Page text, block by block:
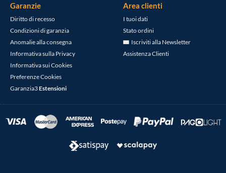
Garanzie
Diritto di recesso
Condizioni di garanzia
Anomalie alla consegna
Informativa sulla Privacy
Informativa sui Cookies
Preferenze Cookies
Garanzia3Estensioni
Area clienti
I tuoi dati
Stato ordini
Iscriviti alla Newsletter
Assistenza Clienti